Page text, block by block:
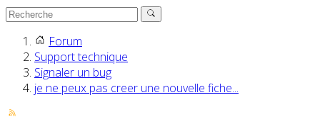
Forum
Support technique
Signaler un bug
je ne peux pas creer une nouvelle fiche...